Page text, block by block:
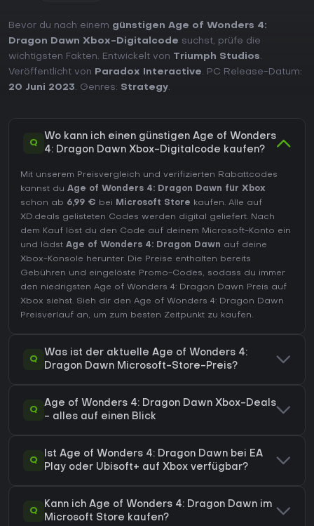
Bevor du nach einem günstigen Age of Wonders 4:
Dragon Dawn Xbox-Digitalcode suchst, prüfe die
wichtigsten Fakten. Entwickelt von Triumph Studios.
Veröffentlicht von
Paradox Interactive. PC Release-Datum:
20 Juni 2023. Genres: Strategy.
Q
Wo kann ich einen günstigen Age of Wonders
4: Dragon Dawn Xbox-Digitalcode kaufen?
Mit unserem Preisvergleich und verifizierten Rabattcodes
kannst du Age of Wonders 4: Dragon Dawn für Xbox
schon ab 6,99 € bei Microsoft Store kaufen. Alle auf
XD.deals gelisteten Codes werden digital geliefert. Nach
dem Kauf löst du den Code auf deinem Microsoft-Konto ein
und lädst Age of Wonders 4: Dragon Dawn auf deine
Xbox-Konsole herunter. Die Preise enthalten bereits
Gebühren und eingelöste Promo-Codes, sodass du immer
den niedrigsten Age of Wonders 4: Dragon Dawn Preis auf
Xbox siehst. Sieh dir den Age of Wonders 4: Dragon Dawn
Preisverlauf an, um zum besten Zeitpunkt zu kaufen.
Q
Was ist der aktuelle Age of Wonders 4:
Dragon Dawn Microsoft-Store-Preis?
Q
Age of Wonders 4: Dragon Dawn Xbox-Deals
- alles auf einen Blick
Q
Ist Age of Wonders 4: Dragon Dawn bei EA
Play oder Ubisoft+ auf Xbox verfügbar?
Q
Kann ich Age of Wonders 4: Dragon Dawn im
Microsoft Store kaufen?